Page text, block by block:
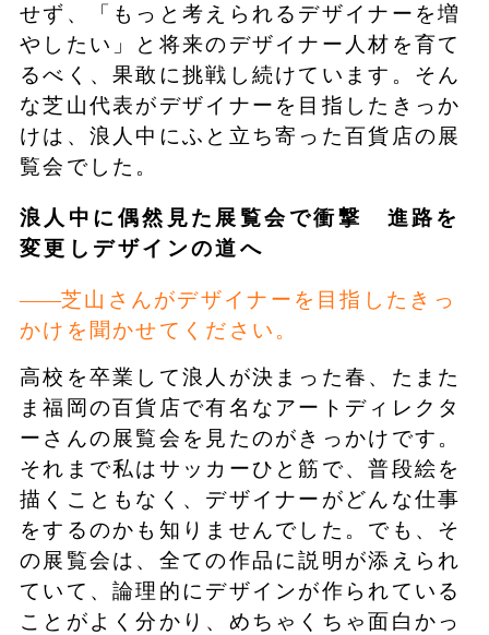
せず、「もっと考えられるデザイナーを増
やしたい」と将来のデザイナー人材を育て
るべく、果敢に挑戦し続けています。そん
な芝山代表がデザイナーを目指したきっか
けは、浪人中にふと立ち寄った百貨店の展
覧会でした。
浪人中に偶然見た展覧会で衝撃 進路を
変更しデザインの道へ
芝山さんがデザイナーを目指したきっ
かけを聞かせてください。
高校を卒業して浪人が決まった春、たまた
ま福岡の百貨店で有名なアートディレクタ
ーさんの展覧会を見たのがきっかけです。
それまで私はサッカーひと筋で、普段絵を
描くこともなく、デザイナーがどんな仕事
をするのかも知りませんでした。でも、そ
の展覧会は、全ての作品に説明が添えられ
ていて、論理的にデザインが作られている
ことがよく分かり、めちゃくちゃ面白かっ